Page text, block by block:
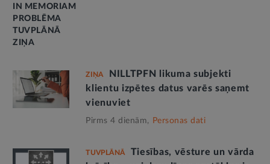
IN MEMORIAM
PROBLĒMA
TUVPLĀNĀ
ZIŅA
ZIŅA
NILLTPFN likuma subjekti
klientu izpētes datus varēs saņemt
vienuviet
Pirms 4 dienām, Personas dati
TUVPLĀNĀ
Tiesības, vēsture un vārda